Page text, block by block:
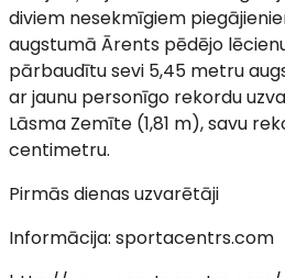
diviem nesekmīgiem
augstumā Ārents pēdējo
pārbaudītu sevi 5,45 metru
ar jaunu personīgo rekordu
Lāsma Zemīte (1,81 m), savu
centimetru.
Pirmās dienas uzvarētāji
Informācija: sportacentrs.com